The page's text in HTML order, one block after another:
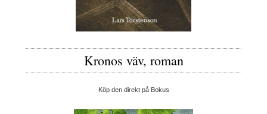
Kronos väv, roman
Köp den direkt på Bokus